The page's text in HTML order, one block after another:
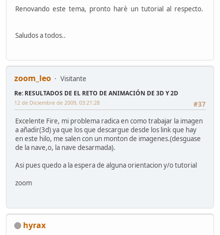
Renovando este tema, pronto harè un tutorial al respecto.
Saludos a todos..
zoom_leo Visitante
Re: RESULTADOS DE EL RETO DE ANIMACIÓN DE 3D Y 2D
#37
12 de Diciembre de 2009, 03:21:28
Excelente Fire, mi problema radica en como trabajar la imagen
a añadir(3d) ya que los que descargue desde los link que hay
en este hilo, me salen con un monton de imagenes.(desguase
de la nave,o, la nave desarmada).
Asi pues quedo a la espera de alguna orientacion y/o tutorial
zoom
hyrax